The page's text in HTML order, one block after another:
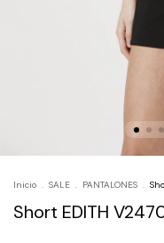
Inicio . SALE . PANTALONES .
Short EDITH